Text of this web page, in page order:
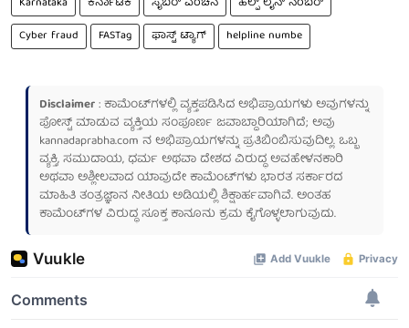
Cyber fraud
FASTag ಫಾಸ್ಟ್ ಟ್ಯಾಗ್ helpline numbe
Disclaimer: ಕಾಮೆಂಟ್‌ಗಳಲ್ಲಿ ವ್ಯಕ್ತಪಡಿಸಿದ ಅಭಿಪ್ರಾಯಗಳು ಅವುಗಳನ್ನು
ಪೋಸ್ಟ್ ಮಾಡುವ ವ್ಯಕ್ತಿಯ ಸಂಪೂರ್ಣ ಜವಾಬ್ದಾರಿಯಾಗಿದೆ; ಅವು
kannadaprabha.com ನ ಅಭಿಪ್ರಾಯಗಳನ್ನು ಪ್ರತಿಬಿಂಬಿಸುವುದಿಲ್ಲ. ಒಬ್ಬ
ವ್ಯಕ್ತಿ, ಸಮುದಾಯ, ಧರ್ಮ ಅಥವಾ ದೇಶದ ವಿರುದ್ಧ ಅವಹೇಳನಕಾರಿ
ಅಥವಾ ಅಶ್ಲೀಲವಾದ ಯಾವುದೇ ಕಾಮೆಂಟ್‌ಗಳು ಭಾರತ ಸರ್ಕಾರದ
ಮಾಹಿತಿ ತಂತ್ರಜ್ಞಾನ ನೀತಿಯ ಅಡಿಯಲ್ಲಿ ಶಿಕ್ಷಾರ್ಹವಾಗಿವೆ. ಅಂತಹ
ಕಾಮೆಂಟ್‌ಗಳ ವಿರುದ್ಧ ಸೂಕ್ತ ಕಾನೂನು ಕ್ರಮ ಕೈಗೊಳ್ಳಲಾಗುವುದು.